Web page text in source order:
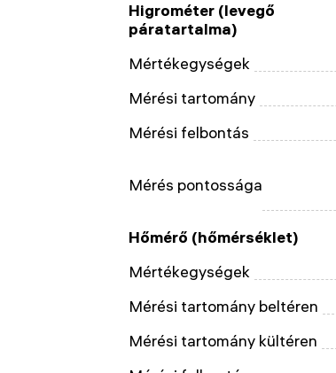
Higrométer (levegő
páratartalma)
Mértékegységek
Mérési tartomány
Mérési felbontás
Mérés pontossága
Hőmérő (hőmérséklet)
Mértékegységek
Mérési tartomány beltéren
Mérési tartomány kültéren